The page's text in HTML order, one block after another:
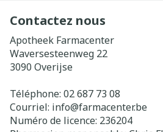
Contactez nous
Apotheek Farmacenter
Waversesteenweg 22
3090 Overijse
Téléphone: 02 687 73 08
Courriel: info@farmacenter.be
Numéro de licence: 236204